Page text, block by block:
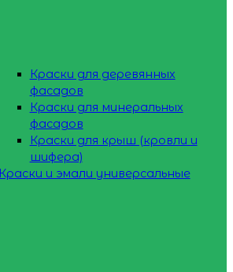
Краски для деревянных
фасадов
Краски для минеральных
фасадов
Краски для крыш (кровли и
шифера)
Краски и эмали универсальные